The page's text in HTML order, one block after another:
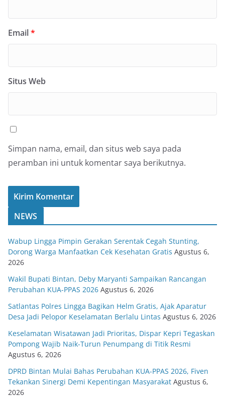
Email*
Situs Web
Simpan nama, email, dan situs web saya pada
peramban ini untuk komentar saya berikutnya.
NEWS
Wabup Lingga Pimpin Gerakan Serentak Cegah Stunting,
Dorong Warga Manfaatkan Cek Kesehatan Gratis Agustus 6,
2026
Wakil Bupati Bintan, Deby Maryanti Sampaikan Rancangan
Perubahan KUA-PPAS 2026 Agustus 6, 2026
Satlantas Polres Lingga Bagikan Helm Gratis, Ajak Aparatur
Desa Jadi Pelopor Keselamatan Berlalu Lintas Agustus 6, 2026
Keselamatan Wisatawan Jadi Prioritas, Dispar Kepri Tegaskan
Pompong Wajib Naik-Turun Penumpang di Titik Resmi
Agustus 6, 2026
DPRD Bintan Mulai Bahas Perubahan KUA-PPAS 2026, Fiven
Tekankan Sinergi Demi Kepentingan Masyarakat Agustus 6,
2026